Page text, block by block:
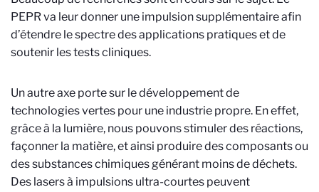
PEPR va leur donner une impulsion supplémentaire afin
d’étendre le spectre des applications pratiques et de
soutenir les tests cliniques.
Un autre axe porte sur le développement de
technologies vertes pour une industrie propre. En effet,
grâce à la lumière, nous pouvons stimuler des réactions,
façonner la matière, et ainsi produire des composants ou
des substances chimiques générant moins de déchets.
Des lasers à impulsions ultra-courtes peuvent